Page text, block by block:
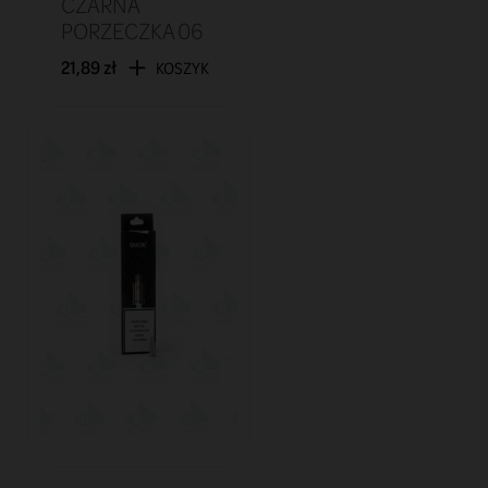
PORZECZKA 06
21,89 zł KOSZYK